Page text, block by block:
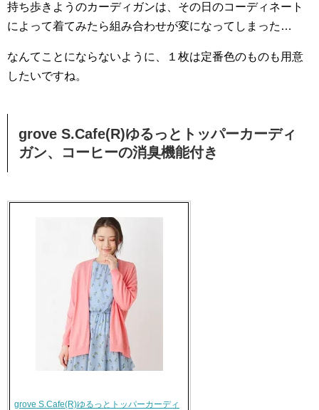
持ち歩きようのカーディガンは、その日のコーディネート
によって着てみたら組み合わせが変になってしまった…
なんてことにならないように、１枚は定番色のものも用意
したいですね。
grove S.Cafe(R)ゆるっとトッパーカーディ
ガン、コーヒーの消臭機能付き
grove S.Cafe(R)ゆるっとトッパーカーディ